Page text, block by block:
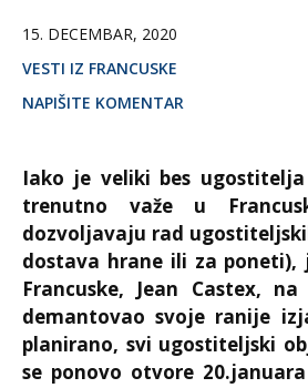
15. DECEMBAR, 2020
VESTI IZ FRANCUSKE
NAPIŠITE KOMENTAR
Iako je veliki bes
trenutno važe u
dozvoljavaju rad
dostava hrane ili za
Francuske, Jean Castex,
demantovao svoje ranije
planirano, svi ugostiteljski
se ponovo otvore